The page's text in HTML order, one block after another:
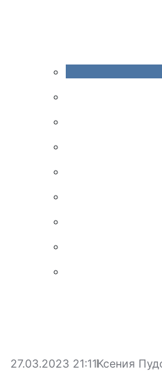
27.03.2023 21:11Ксения